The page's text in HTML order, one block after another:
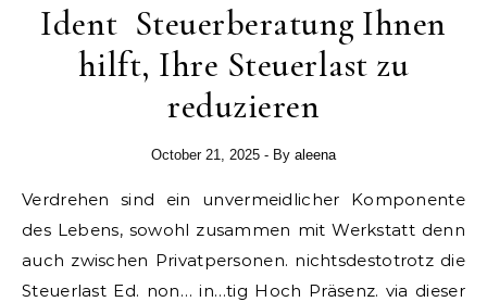
Ident Steuerberatung Ihnen
hilft, Ihre Steuerlast zu
reduzieren
October 21, 2025 - By aleena
Verdrehen sind ein unvermeidlicher Komponente
des Lebens, sowohl zusammen mit Werkstatt denn
auch zwischen Privatpersonen. nichtsdestotrotz die
Steuerlast Ed. non… in…tig Hoch Präsenz. via dieser